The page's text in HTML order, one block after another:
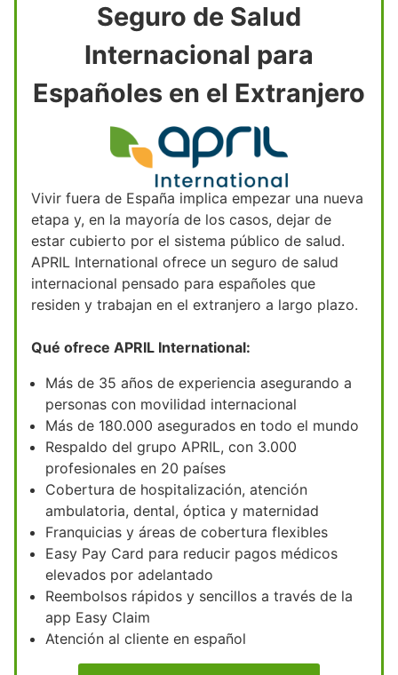
Seguro de Salud
Internacional para
Españoles en el Extranjero
Vivir fuera de España implica empezar una nueva
etapa y, en la mayoría de los casos, dejar de
estar cubierto por el sistema público de salud.
APRIL International ofrece un seguro de salud
internacional pensado para españoles que
residen y trabajan en el extranjero a largo plazo.
Qué ofrece APRIL International:
Más de 35 años de experiencia asegurando a
personas con movilidad internacional
Más de 180.000 asegurados en todo el mundo
Respaldo del grupo APRIL, con 3.000
profesionales en 20 países
Cobertura de hospitalización, atención
ambulatoria, dental, óptica y maternidad
Franquicias y áreas de cobertura flexibles
Easy Pay Card para reducir pagos médicos
elevados por adelantado
Reembolsos rápidos y sencillos a través de la
app Easy Claim
Atención al cliente en español